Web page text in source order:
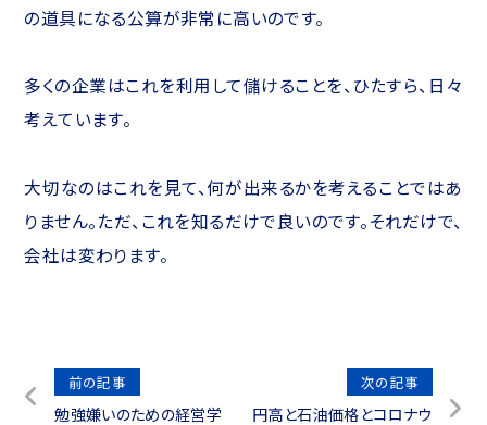
の道具になる公算が非常に高いのです。
多くの企業はこれを利用して儲けることを、ひたすら、日々
考えています。
大切なのはこれを見て、何が出来るかを考えることではあ
りません。ただ、これを知るだけで良いのです。それだけで、
会社は変わります。
投
前の記事
勉強嫌いのための経営学
次の記事
円高と石油価格とコロナウ